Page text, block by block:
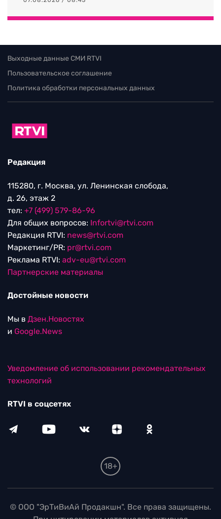
Выходные данные СМИ RTVI
Пользовательское соглашение
Политика обработки персональных данных
Редакция
115280, г. Москва, ул. Ленинская слобода,
д. 26, этаж 2
тел: +7 (499) 579-86-96
Для общих вопросов: Infortvi@rtvi.com
Редакция RTVI: news@rtvi.com
Маркетинг/PR: pr@rtvi.com
Реклама RTVI: adv-eu@rtvi.com
Партнерские материалы
Достойные новости
Мы в Дзен.Новостях
и Google.News
Уведомление об использовании рекомендательных
технологий
RTVI в соцсетях
18+
© ООО "ЭрТиВиАй Продакшн". Все права защищены.